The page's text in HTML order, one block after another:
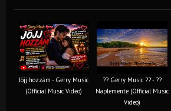
Jöjj hozzám - Gerry Music
(Official Music Video)
?? Gerry Music ?? - ??
Naplemente (Official Music
Video)